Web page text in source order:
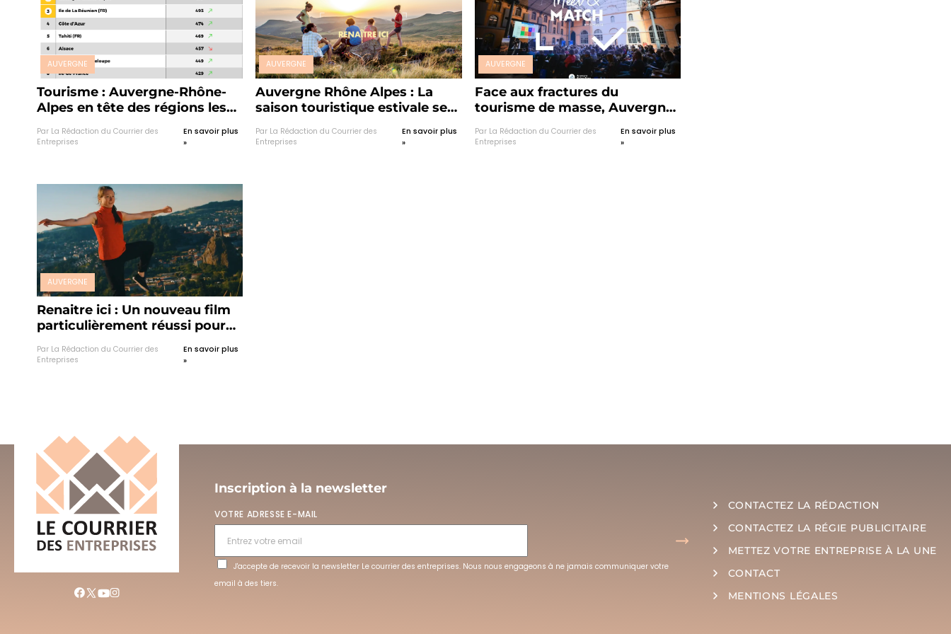
AUVERGNE
Tourisme : Auvergne-Rhône-
Alpes en tête des régions les
réseaux sociaux !
Par La Rédaction du Courrier des
Entreprises
En savoir plus
»
AUVERGNE
Auvergne Rhône Alpes : La
saison touristique estivale se
exceptionnelle
Par La Rédaction du Courrier des
Entreprises
En savoir plus
»
AUVERGNE
Face aux fractures du
tourisme de masse, Auvergne
tourisme bienveillant !
Par La Rédaction du Courrier des
Entreprises
En savoir plus
»
AUVERGNE
Renaitre ici : Un nouveau film
particulièrement réussi pour
notre région
Par La Rédaction du Courrier des
Entreprises
En savoir plus
»
Inscription à la newsletter
VOTRE ADRESSE E-MAIL
J'accepte de recevoir la newsletter Le courrier des entreprises. Nous nous engageons à ne jamais communiquer votre
email à des tiers.
CONTACTEZ LA RÉDACTION
CONTACTEZ LA RÉGIE PUBLICITAIRE
METTEZ VOTRE ENTREPRISE À LA UNE
CONTACT
MENTIONS LÉGALES